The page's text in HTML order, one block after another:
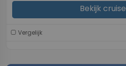
Bekijk cruise
Vergelijk